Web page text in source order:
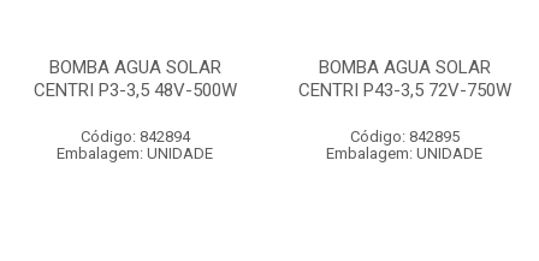
BOMBA AGUA SOLAR
CENTRI P3-3,5 48V-500W
Código: 842894
Embalagem: UNIDADE
BOMBA AGUA SOLAR
CENTRI P43-3,5 72V-750W
Código: 842895
Embalagem: UNIDADE